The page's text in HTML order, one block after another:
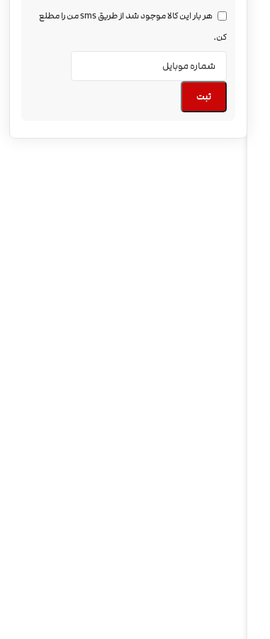
Vaporesso Luxe PM40
ویپ پاد لوکس ویپرسو
هر بار این کالا موجود شد از طریق sms من را مطلع
کن.
ثبت